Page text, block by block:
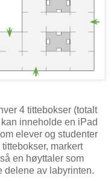
4 tittebokser (totalt
inneholde en iPad
elever og studenter
markert
en høyttaler som
delene av labyrinten.